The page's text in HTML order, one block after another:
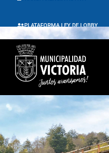
PLATAFORMA LEY DE LOBBY